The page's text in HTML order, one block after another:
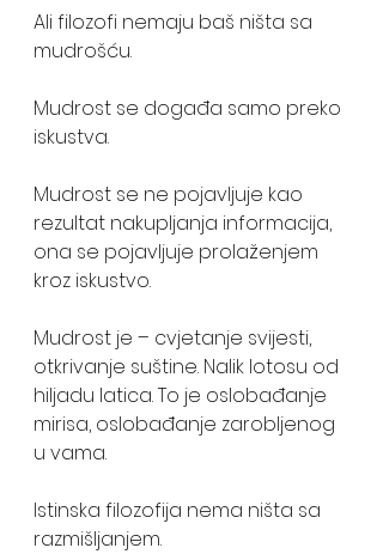
Ali filozofi nemaju baš ništa sa
mudrošću.
Mudrost se događa samo preko
iskustva.
Mudrost se ne pojavljuje kao
rezultat nakupljanja informacija,
ona se pojavljuje prolaženjem
kroz iskustvo.
Mudrost je – cvjetanje svijesti,
otkrivanje suštine. Nalik lotosu od
hiljadu latica. To je oslobađanje
mirisa, oslobađanje zarobljenog
u vama.
Istinska filozofija nema ništa sa
razmišIjanjem.